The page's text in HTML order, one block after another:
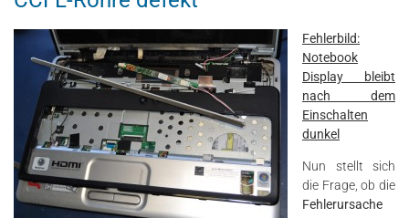
Notebook
Display bleibt
nach dem
Einschalten
dunkel
Nun stellt sich
die Frage, ob die
Fehlerursache
dasdefekte